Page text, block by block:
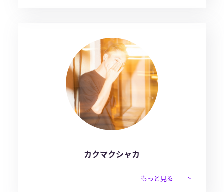
カクマクシャカ
もっと見る